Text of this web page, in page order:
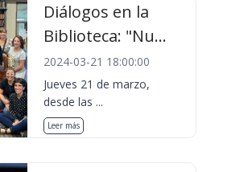
Diálogos en la
Biblioteca: "Nu...
2024-03-21 18:00:00
Jueves 21 de marzo,
desde las ...
Leer más